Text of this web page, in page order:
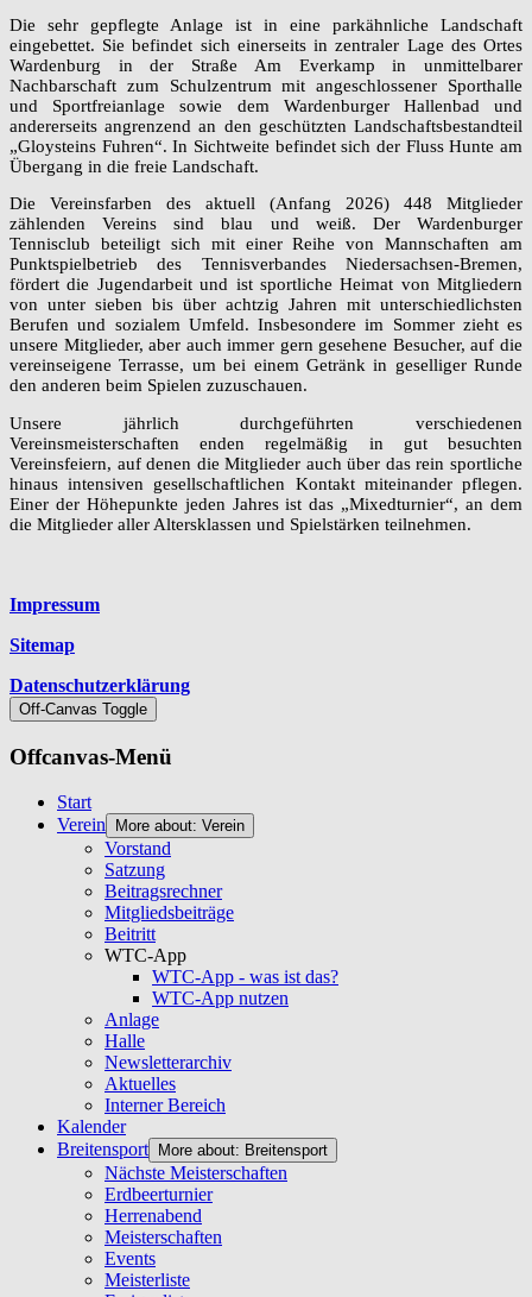
Die sehr gepflegte Anlage ist in eine parkähnliche Landschaft
eingebettet. Sie befindet sich einerseits in zentraler Lage des Ortes
Wardenburg in der Straße Am Everkamp in unmittelbarer
Nachbarschaft zum Schulzentrum mit angeschlossener Sporthalle
und Sportfreianlage sowie dem Wardenburger Hallenbad und
andererseits angrenzend an den geschützten Landschaftsbestandteil
„Gloysteins Fuhren“. In Sichtweite befindet sich der Fluss Hunte am
Übergang in die freie Landschaft.
Die Vereinsfarben des aktuell (Anfang 2026) 448 Mitglieder
zählenden Vereins sind blau und weiß. Der Wardenburger
Tennisclub beteiligt sich mit einer Reihe von Mannschaften am
Punktspielbetrieb des Tennisverbandes Niedersachsen-Bremen,
fördert die Jugendarbeit und ist sportliche Heimat von Mitgliedern
von unter sieben bis über achtzig Jahren mit unterschiedlichsten
Berufen und sozialem Umfeld. Insbesondere im Sommer zieht es
unsere Mitglieder, aber auch immer gern gesehene Besucher, auf die
vereinseigene Terrasse, um bei einem Getränk in geselliger Runde
den anderen beim Spielen zuzuschauen.
Unsere jährlich durchgeführten verschiedenen
Vereinsmeisterschaften enden regelmäßig in gut besuchten
Vereinsfeiern, auf denen die Mitglieder auch über das rein sportliche
hinaus intensiven gesellschaftlichen Kontakt miteinander pflegen.
Einer der Höhepunkte jeden Jahres ist das „Mixedturnier“, an dem
die Mitglieder aller Altersklassen und Spielstärken teilnehmen.
Impressum
Sitemap
Datenschutzerklärung
Off-Canvas Toggle
Offcanvas-Menü
Start
Verein
More about: Verein
Vorstand
Satzung
Beitragsrechner
Mitgliedsbeiträge
Beitritt
WTC-App
WTC-App - was ist das?
WTC-App nutzen
Anlage
Halle
Newsletterarchiv
Aktuelles
Interner Bereich
Kalender
Breitensport
More about: Breitensport
Nächste Meisterschaften
Erdbeerturnier
Herrenabend
Meisterschaften
Events
Meisterliste